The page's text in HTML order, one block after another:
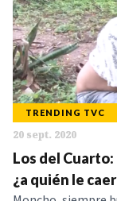
TRENDING TVC
20 sept. 2020
Los del
¿a quién le